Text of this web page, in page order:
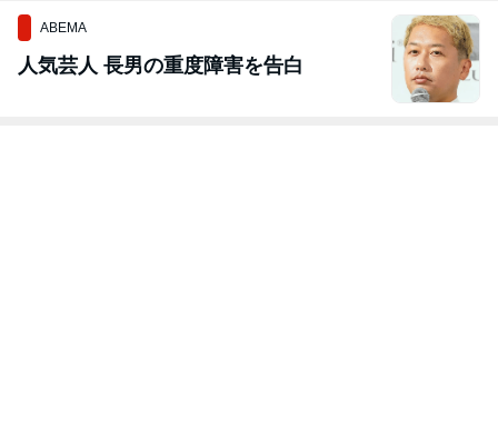
ABEMA
人気芸人 長男の重度障害を告白